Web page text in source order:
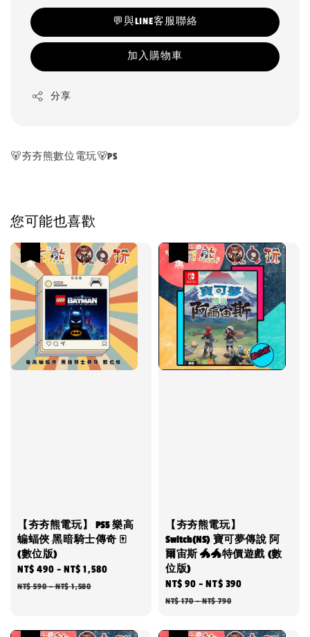
💬與LINE客服聯絡
加入購物車
分享
🐻夯夯熊數位電玩🐻PS
您可能也喜歡
【夯夯熊電玩】 PS5 樂高
蝙蝠俠 黑暗騎士傳奇 🀄
(數位版)
Sale
price
NT$ 490 -NT$ 1,580
NT$ 590-NT$ 1,580
【夯夯熊電玩】
Switch(NS) 寶可夢傳說 阿
爾宙斯 🐲🐲特價遊戲 (數
位版)
Sale
price
NT$ 90 -NT$ 390
NT$ 170-NT$ 790